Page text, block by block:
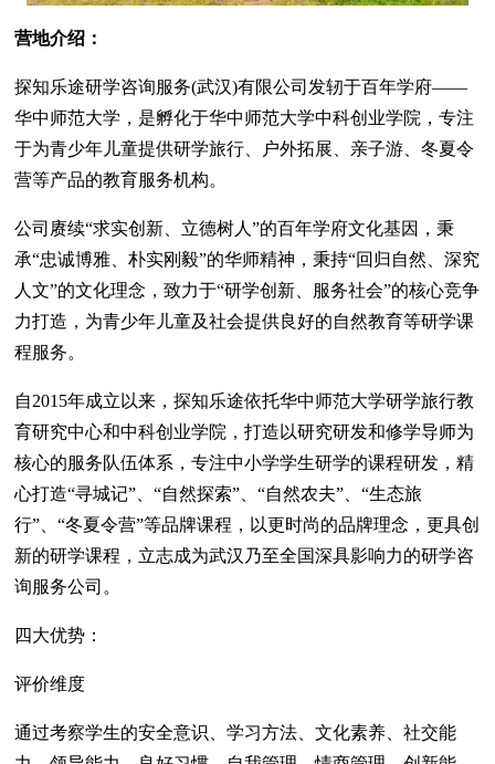
营地介绍：
探知乐途研学咨询服务(武汉)有限公司发轫于百年学府——
华中师范大学，是孵化于华中师范大学中科创业学院，专注
于为青少年儿童提供研学旅行、户外拓展、亲子游、冬夏令
营等产品的教育服务机构。
公司赓续“求实创新、立德树人”的百年学府文化基因，秉
承“忠诚博雅、朴实刚毅”的华师精神，秉持“回归自然、深究
人文”的文化理念，致力于“研学创新、服务社会”的核心竞争
力打造，为青少年儿童及社会提供良好的自然教育等研学课
程服务。
自2015年成立以来，探知乐途依托华中师范大学研学旅行教
育研究中心和中科创业学院，打造以研究研发和修学导师为
核心的服务队伍体系，专注中小学学生研学的课程研发，精
心打造“寻城记”、“自然探索”、“自然农夫”、“生态旅
行”、“冬夏令营”等品牌课程，以更时尚的品牌理念，更具创
新的研学课程，立志成为武汉乃至全国深具影响力的研学咨
询服务公司。
四大优势：
评价维度
通过考察学生的安全意识、学习方法、文化素养、社交能